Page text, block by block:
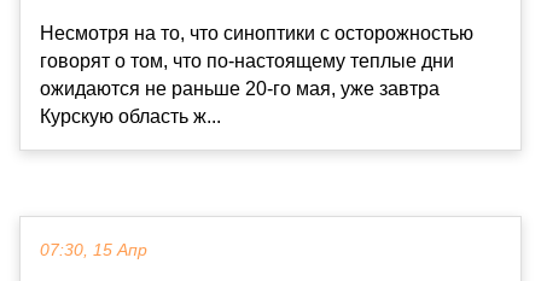
Несмотря на то, что синоптики с осторожностью
говорят о том, что по-настоящему теплые дни
ожидаются не раньше 20-го мая, уже завтра
Курскую область ж...
07:30, 15 Апр